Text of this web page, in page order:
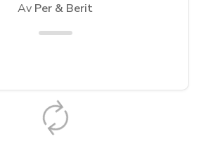
Av Per & Berit